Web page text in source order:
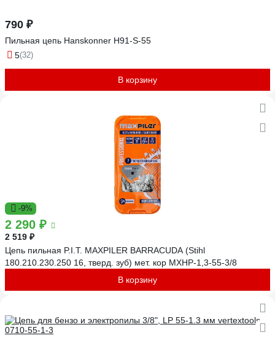
790 ₽
Пильная цепь Hanskonner H91-S-55
5(32)
В корзину
-9%
2 290 ₽
2 519 ₽
Цепь пильная P.I.T. MAXPILER BARRACUDA (Stihl
180.210.230.250 16, тверд. зуб) мет. кор MXHP-1,3-55-3/8
В корзину